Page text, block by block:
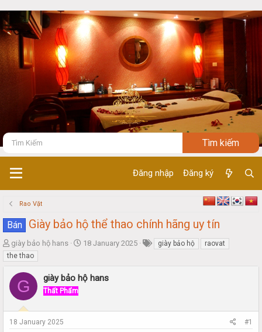
Đăng nhập Đăng ký
Rao Vặt
Bán Giày bảo hộ thể thao chính hãng uy tín
T
h
r
e
d
a
giày bảo hộ hans
S
r
t
18 January 2025 giày bảo hộ
raovat
the thao
G giày bảo hộ hans
Thất Phẩm
18 January 2025 #1